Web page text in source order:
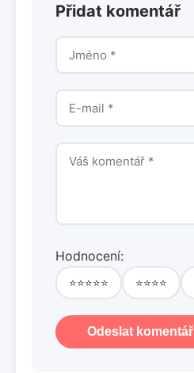
Přidat komentář
Hodnocení:
⭐⭐⭐⭐⭐ ⭐⭐⭐⭐
Odeslat komentář